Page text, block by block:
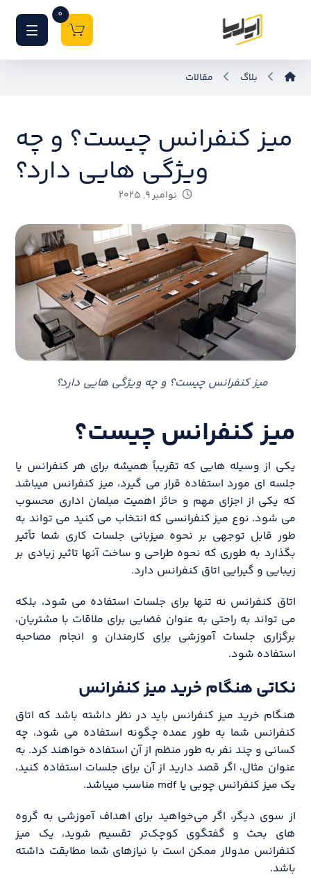
0
بلاگ مقالات
میز کنفرانس چیست؟ و چه
ویژگی هایی دارد؟
نوامبر ۹, ۲۰۲۵
میز کنفرانس چیست؟ و چه ویژگی هایی دارد؟
میز کنفرانس چیست؟
یکی از وسیله هایی که تقریباً همیشه برای هر کنفرانس یا
جلسه ای مورد استفاده قرار می گیرد، میز کنفرانس میباشد
که یکی از اجزای مهم و حائز اهمیت مبلمان اداری محسوب
می شود. نوع میز کنفرانسی که انتخاب می کنید می تواند به
طور قابل توجهی بر نحوه میزبانی جلسات کاری شما تأثیر
بگذارد به طوری که نحوه طراحی و ساخت آنها تاثیر زیادی بر
زیبایی و گیرایی اتاق کنفرانس دارد.
اتاق کنفرانس نه تنها برای جلسات استفاده می شود، بلکه
می تواند به راحتی به عنوان فضایی برای ملاقات با مشتریان،
برگزاری جلسات آموزشی برای کارمندان و انجام مصاحبه
استفاده شود.
نکاتی هنگام خرید میز کنفرانس
هنگام خرید میز کنفرانس باید در نظر داشته باشد که اتاق
کنفرانس شما به طور عمده چگونه استفاده می شود، چه
کسانی و چند نفر به طور منظم از آن استفاده خواهند کرد. به
عنوان مثال، اگر قصد دارید از آن برای جلسات استفاده کنید،
یک میز کنفرانس چوبی یا mdf مناسب میباشد.
از سوی دیگر، اگر می‌خواهید برای اهداف آموزشی به گروه
‌های بحث و گفتگوی کوچک‌تر تقسیم شوید، یک میز
کنفرانس مدولار ممکن است با نیازهای شما مطابقت داشته
باشد.